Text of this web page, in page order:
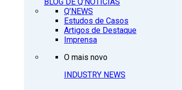
BLOG DE Q’NOTICIAS
Q’NEWS
Estudos de Casos
Artigos de Destaque
Imprensa
O mais novo
INDUSTRY NEWS